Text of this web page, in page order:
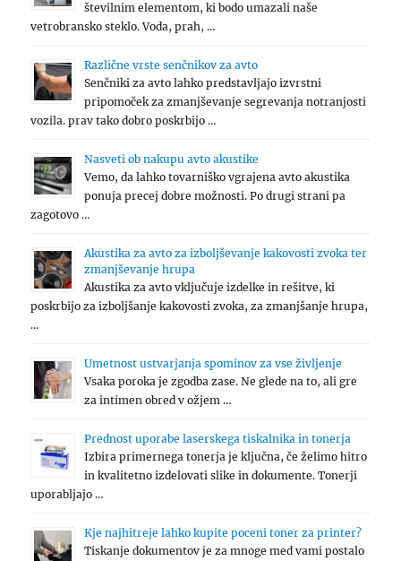
številnim elementom, ki bodo umazali naše
vetrobransko steklo. Voda, prah, …
Različne vrste senčnikov za avto
Senčniki za avto lahko predstavljajo izvrstni
pripomoček za zmanjševanje segrevanja notranjosti
vozila. prav tako dobro poskrbijo …
Nasveti ob nakupu avto akustike
Vemo, da lahko tovarniško vgrajena avto akustika
ponuja precej dobre možnosti. Po drugi strani pa
zagotovo …
Akustika za avto za izboljševanje kakovosti zvoka ter
zmanjševanje hrupa
Akustika za avto vključuje izdelke in rešitve, ki
poskrbijo za izboljšanje kakovosti zvoka, za zmanjšanje hrupa,
…
Umetnost ustvarjanja spominov za vse življenje
Vsaka poroka je zgodba zase. Ne glede na to, ali gre
za intimen obred v ožjem …
Prednost uporabe laserskega tiskalnika in tonerja
Izbira primernega tonerja je ključna, če želimo hitro
in kvalitetno izdelovati slike in dokumente. Tonerji
uporabljajo …
Kje najhitreje lahko kupite poceni toner za printer?
Tiskanje dokumentov je za mnoge med vami postalo